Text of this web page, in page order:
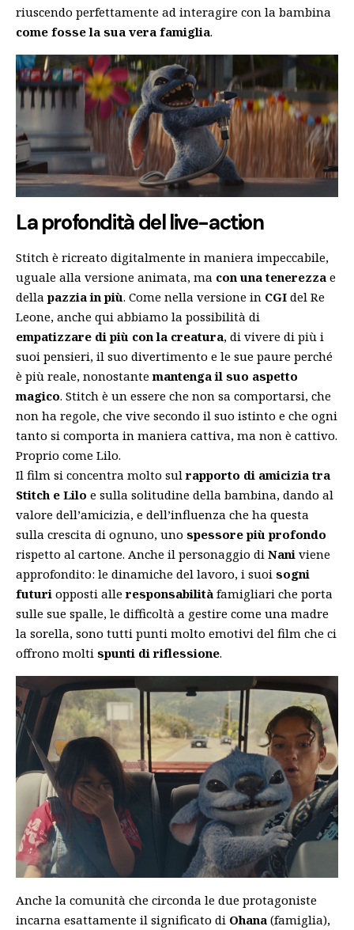
riuscendo perfettamente ad interagire con la bambina
come fosse la sua vera famiglia.
La profondità del live-action
Stitch è ricreato digitalmente in maniera impeccabile,
uguale alla versione animata, ma con una tenerezza e
dellapazzia in più. Come nella versione in CGI del Re
Leone, anche qui abbiamo la possibilità di
empatizzare di più con la creatura, di vivere di più i
suoi pensieri, il suo divertimento e le sue paure perché
è più reale, nonostantemantenga il suo aspetto
magico. Stitch è un essere che non sa comportarsi, che
non ha regole, che vive secondo il suo istinto e che ogni
tanto si comporta in maniera cattiva, ma non è cattivo.
Proprio come Lilo.
Il film si concentra molto sulrapporto di amicizia tra
Stitch e Lilo e sulla solitudine della bambina, dando al
valore dell’amicizia, e dell’influenza che ha questa
sulla crescita di ognuno, uno spessore più profondo
rispetto al cartone. Anche il personaggio di Nani viene
approfondito: le dinamiche del lavoro, i suoi sogni
futuri opposti alleresponsabilità famigliari che porta
sulle sue spalle, le difficoltà a gestire come una madre
la sorella, sono tutti punti molto emotivi del film che ci
offrono molti spunti di riflessione.
Anche la comunità che circonda le due protagoniste
incarna esattamente il significato di Ohana (famiglia),